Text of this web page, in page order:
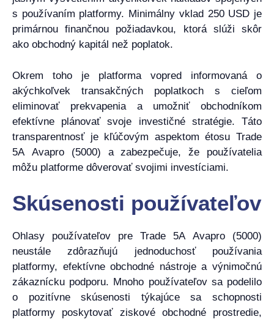
s používaním platformy. Minimálny vklad 250 USD je
primárnou finančnou požiadavkou, ktorá slúži skôr
ako obchodný kapitál než poplatok.
Okrem toho je platforma vopred informovaná o
akýchkoľvek transakčných poplatkoch s cieľom
eliminovať prekvapenia a umožniť obchodníkom
efektívne plánovať svoje investičné stratégie. Táto
transparentnosť je kľúčovým aspektom étosu Trade
5A Avapro (5000) a zabezpečuje, že používatelia
môžu platforme dôverovať svojimi investíciami.
Skúsenosti používateľov
Ohlasy používateľov pre Trade 5A Avapro (5000)
neustále zdôrazňujú jednoduchosť používania
platformy, efektívne obchodné nástroje a výnimočnú
zákaznícku podporu. Mnoho používateľov sa podelilo
o pozitívne skúsenosti týkajúce sa schopnosti
platformy poskytovať ziskové obchodné prostredie,